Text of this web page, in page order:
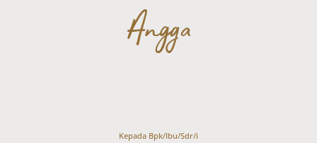
Angga
Kepada Bpk/Ibu/Sdr/i